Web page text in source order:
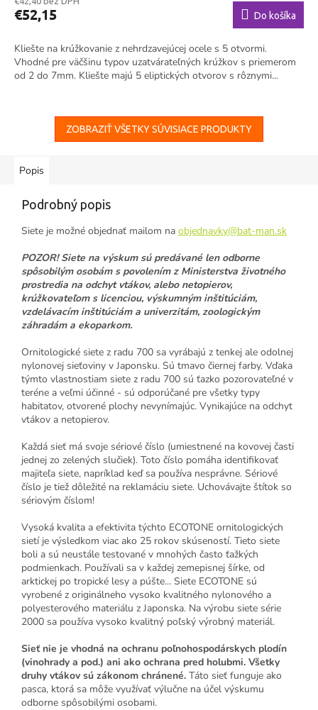
€52,15 Do košíka
Kliešte na krúžkovanie z nehrdzavejúcej ocele s 5 otvormi.
Vhodné pre väčšinu typov uzatvárateľných krúžkov s priemerom
od 2 do 7mm. Kliešte majú 5 eliptických otvorov s rôznymi...
ZOBRAZIŤ VŠETKY SÚVISIACE PRODUKTY
Popis
Podrobný popis
Siete je možné objednať mailom na objednavky@bat-man.sk
POZOR! Siete na výskumsú predávané len odborne
spôsobilým osobám s povolením z Ministerstva životného
prostredia na odchyt vtákov, alebo netopierov,
krúžkovateľom s licenciou, výskumným inštitúciám,
vzdelávacím inštitúciám a univerzitám, zoologickým
záhradám a ekoparkom.
Ornitologické siete z radu 700 sa vyrábajú z tenkej ale odolnej
nylonovej sieťoviny v Japonsku. Sú tmavo čiernej farby. Vďaka
týmto vlastnostiam siete z radu 700 sú ťazko pozorovateľné v
teréne a veľmi účinné - sú odporúčané pre všetky typy
habitatov, otvorené plochy nevynímajúc. Vynikajúce na odchyt
vtákov a netopierov.
Každá sieť má svoje sériové číslo (umiestnené na kovovej časti
jednej zo zelených slučiek). Toto číslo pomáha identifikovať
majiteľa siete, napríklad keď sa používa nesprávne. Sériové
číslo je tiež dôležité na reklamáciu siete. Uchovávajte štítok so
sériovým číslom!
Vysoká kvalita a efektivita týchto ECOTONE ornitologických
sietí je výsledkom viac ako 25 rokov skúseností. Tieto siete
boli a sú neustále testované v mnohých často ťažkých
podmienkach. Používali sa v každej zemepisnej šírke, od
arktickej po tropické lesy a púšte... Siete ECOTONE sú
vyrobené z originálneho vysoko kvalitného nylonového a
polyesterového materiálu z Japonska. Na výrobu siete série
2000 sa používa vysoko kvalitný poľský výrobný materiál.
Sieť nie je vhodná na ochranu poľnohospodárskych plodín
(vinohrady a pod.) ani ako ochrana pred holubmi. Všetky
druhy vtákov sú zákonom chránené. Táto sieť funguje ako
pasca, ktorá sa môže využívať výlučne na účel výskumu
odborne spôsobilými osobami.